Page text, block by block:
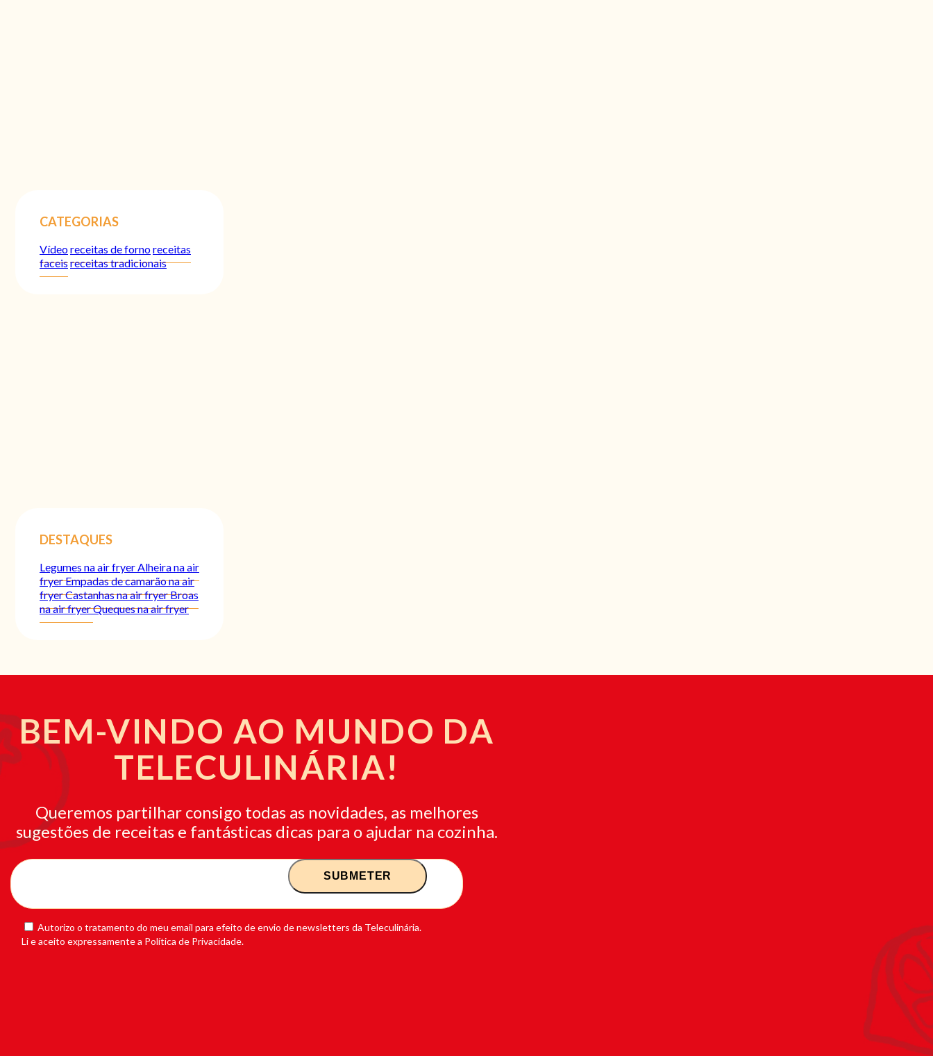
CATEGORIAS
Vídeoreceitas de fornoreceitas
faceisreceitas tradicionais
DESTAQUES
Legumes na air fryerAlheira na air
fryerEmpadas de camarão na air
fryerCastanhas na air fryerBroas
na air fryerQueques na air fryer
BEM-VINDO AO MUNDO DA
TELECULINÁRIA!
Queremos partilhar consigo todas as novidades, as melhores
sugestões de receitas e fantásticas dicas para o ajudar na cozinha.
Autorizo o tratamento do meu email para efeito de envio de newsletters da Teleculinária.
Li e aceito expressamente a Política de Privacidade.